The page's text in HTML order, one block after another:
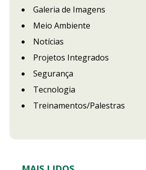
Galeria de Imagens
Meio Ambiente
Notícias
Projetos Integrados
Segurança
Tecnologia
Treinamentos/Palestras